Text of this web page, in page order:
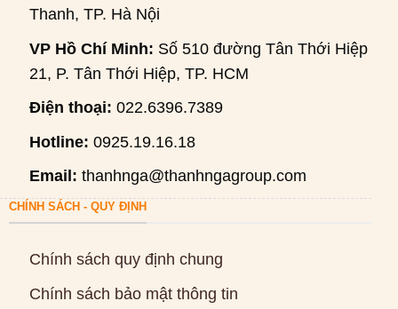
Thanh, TP. Hà Nội
VP Hồ Chí Minh: Số 510 đường Tân Thới Hiệp
21, P. Tân Thới Hiệp, TP. HCM
Điện thoại: 022.6396.7389
Hotline: 0925.19.16.18
Email: thanhnga@thanhngagroup.com
CHÍNH SÁCH - QUY ĐỊNH
Chính sách quy định chung
Chính sách bảo mật thông tin